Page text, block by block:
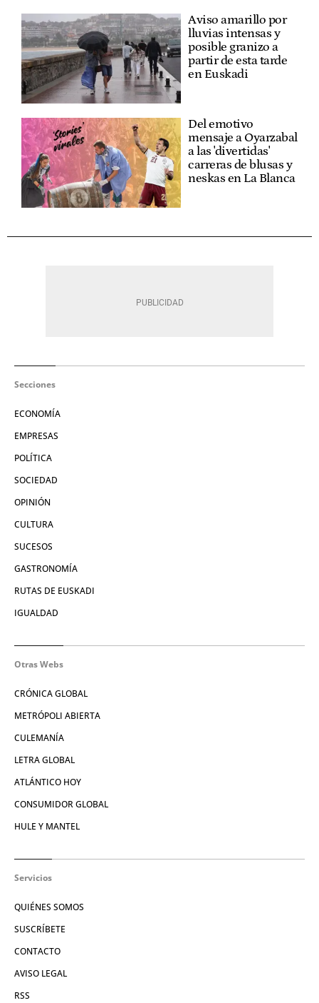
Aviso amarillo por
lluvias intensas y
posible granizo a
partir de esta tarde
en Euskadi
Del emotivo
mensaje a Oyarzabal
a las 'divertidas'
carreras de blusas y
neskas en La Blanca
Secciones
ECONOMÍA
EMPRESAS
POLÍTICA
SOCIEDAD
OPINIÓN
CULTURA
SUCESOS
GASTRONOMÍA
RUTAS DE EUSKADI
IGUALDAD
Otras Webs
CRÓNICA GLOBAL
METRÓPOLI ABIERTA
CULEMANÍA
LETRA GLOBAL
ATLÁNTICO HOY
CONSUMIDOR GLOBAL
HULE Y MANTEL
Servicios
QUIÉNES SOMOS
SUSCRÍBETE
CONTACTO
AVISO LEGAL
RSS